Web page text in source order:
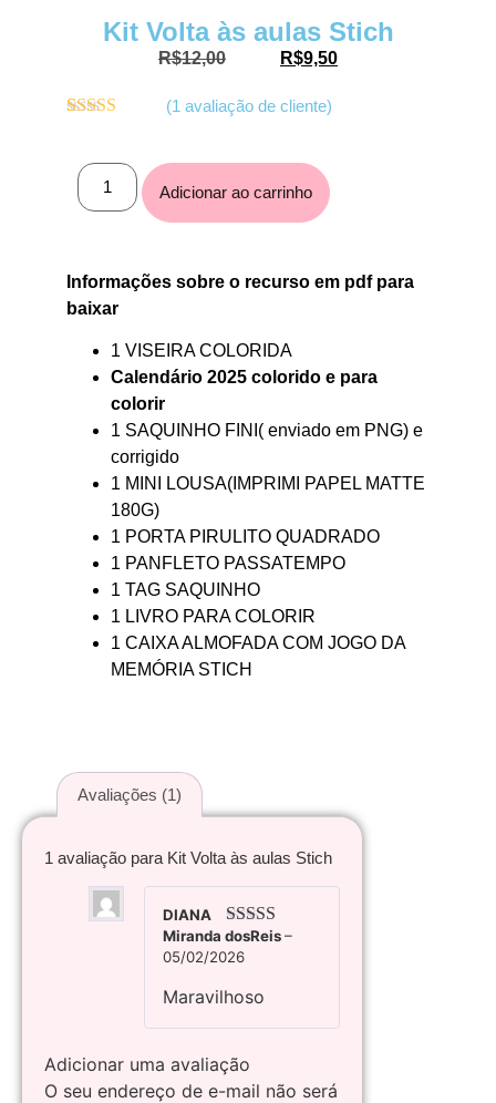
Kit Volta às aulas Stich
R$12,00 R$9,50
5, com
baseado em
avaliação de
(1 avaliação de cliente)
Adicionar ao carrinho
Informações sobre o recurso em pdfpara
baixar
1 VISEIRA COLORIDA
Calendário 2025 colorido e para
colorir
1 SAQUINHO FINI( enviado em PNG) e
corrigido
1 MINI LOUSA(IMPRIMI PAPEL MATTE
180G)
1 PORTA PIRULITO QUADRADO
1 PANFLETO PASSATEMPO
1 TAG SAQUINHO
1 LIVRO PARA COLORIR
1 CAIXA ALMOFADA COM JOGO DA
MEMÓRIA STICH
Avaliações (1)
1 avaliação para Kit Volta às aulas Stich
Avaliação
de 5
DIANA
Miranda dosReis–
05/02/2026
Maravilhoso
Adicionar uma avaliação
O seu endereço de e-mail não será